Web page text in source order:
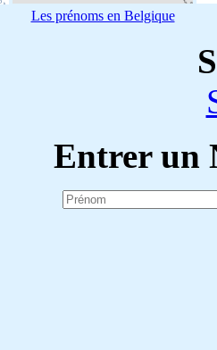
Les prénoms en Belgique
Entrer un